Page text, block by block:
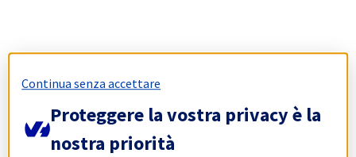
Continua senza accettare
Proteggere la vostra privacy è la
nostra priorità